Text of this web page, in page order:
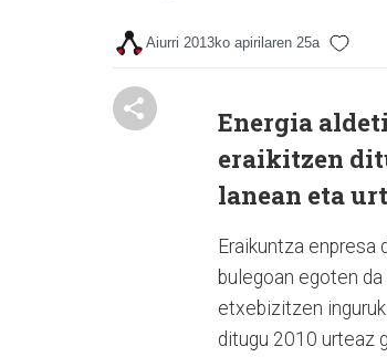
Aiurri 2013ko apirilaren 25a
Energia
eraikitzen
lanean eta
Eraikuntza
bulegoan egoten
etxebizitzen
ditugu 2010 urteaz